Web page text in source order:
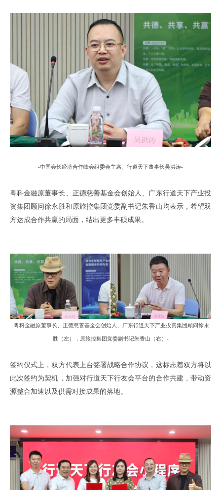
-中国会长经济合作峰会组委会主席、 行道天下董事长吴洪涛-
粤科金融原董事长、正德慈善基金会创始 人
广东行道天下产业投
资集团 顾问徐永胜和 原旅控集团党委副书记朱香山均表示， 希望双
方达成合作共赢的局面， 结出更多丰硕成果 。
-粤科金融原董事长、正德慈善基金会创始人 广东行道天下产业投资集团 顾问徐永
胜（左）， 原旅控集团党委副书记朱香山 （右） -
签约仪式上 ，双方代表上台签署战略合作协议 ， 这标志着双方将以
此次签约为契机 ， 加强对行道天下行友会平台的合作共建 ， 带动资
源整合加速以及供需对接成果的落地。